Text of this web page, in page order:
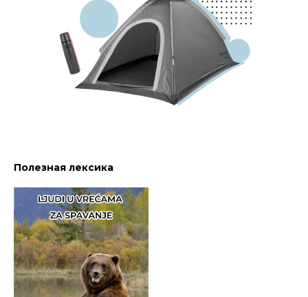
Полезная лексика